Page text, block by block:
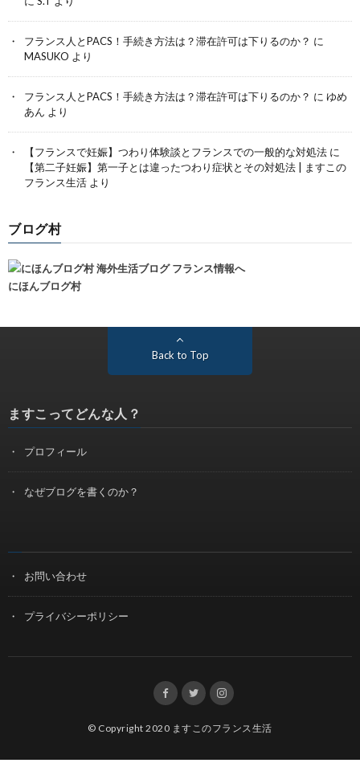
フランス人とPACS！手続き方法は？滞在許可は下りるのか？ に
MASUKO より
フランス人とPACS！手続き方法は？滞在許可は下りるのか？ に ゆめ
あん より
【フランスで妊娠】つわり体験談とフランスでの一般的な対処法 に
【第二子妊娠】第一子とは違ったつわり症状とその対処法 | ますこの
フランス生活 より
ブログ村
にほんブログ村
Back to Top
ますこってどんな人？
プロフィール
なぜブログを書くのか？
お問い合わせ
プライバシーポリシー
© Copyright 2020 ますこのフランス生活